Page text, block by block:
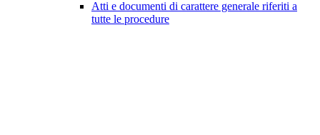
Atti e documenti di carattere generale riferiti a
tutte le procedure